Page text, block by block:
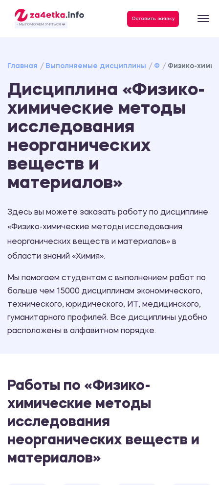
- МЫ ПОМОГАЕМ УЧИТЬСЯ ❤️
Оставить заявку
Главная Выполняемые дисциплины Ф Физико-
Дисциплина «Физико-
химические методы
исследования
неорганических
веществ и
материалов»
Здесь вы можете заказать работу по дисциплине
«Физико-химические методы исследования
неорганических веществ и материалов» в
области знаний «Химия».
Мы помогаем студентам с выполнением работ по
больше чем 15000 дисциплинам экономического,
технического, юридического, ИТ, медицинского,
гуманитарного профилей. Все дисциплины удобно
расположены в алфавитном порядке.
Работы по «Физико-
химические методы
исследования
неорганических веществ и
материалов»